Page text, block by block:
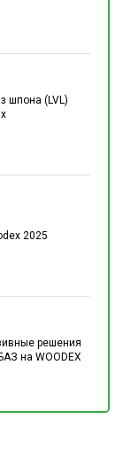
шпона (LVL)
2025
решения
на WOODEX